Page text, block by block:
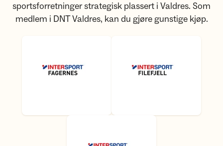
sportsforretninger strategisk plassert i Valdres. Som
medlem i DNT Valdres, kan du gjøre gunstige kjøp.